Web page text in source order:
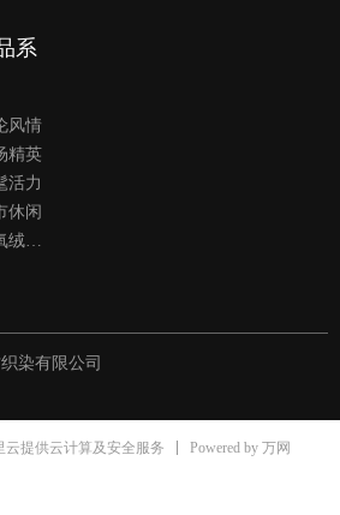
系
风情
精英
活力
休闲
轻氧绒系列
染有限公司
提供云计算及安全服务 Powered by 万网